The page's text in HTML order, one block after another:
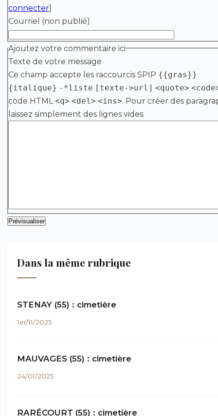
connecter]
Courriel (non publié)
Ajoutez votre commentaire ici
Texte de votre message
Ce champ accepte les raccourcis SPIP {{gras}}
{italique} -*liste [texte->url] <quote>
code HTML <q> <del> <ins>. Pour créer des
laissez simplement des lignes vides.
Dans la même rubrique
STENAY (55) : cimetière
1er/11/2025
MAUVAGES (55) : cimetière
24/01/2025
RARÉCOURT (55) : cimetière